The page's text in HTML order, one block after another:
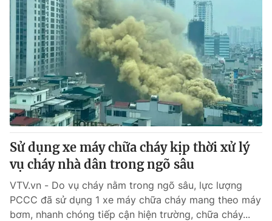
Sử dụng xe máy chữa cháy kịp thời xử lý
vụ cháy nhà dân trong ngõ sâu
VTV.vn - Do vụ cháy nằm trong ngõ sâu, lực lượng
PCCC đã sử dụng 1 xe máy chữa cháy mang theo máy
bơm, nhanh chóng tiếp cận hiện trường, chữa cháy...